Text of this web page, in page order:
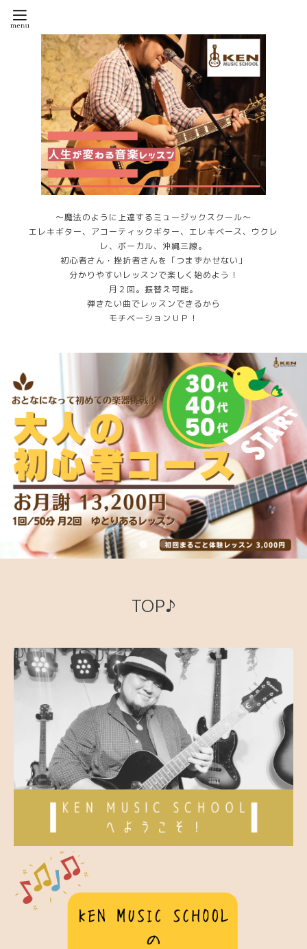
～魔法のように上達するミュージックスクール～
エレキギター、アコーティックギター、エレキベース、ウクレ
レ、ボーカル、沖縄三線。
初心者さん・挫折者さんを「つまずかせない」
分かりやすいレッスンで楽しく始めよう！
月２回。振替え可能。
弾きたい曲でレッスンできるから
モチベーションＵＰ！
TOP♪